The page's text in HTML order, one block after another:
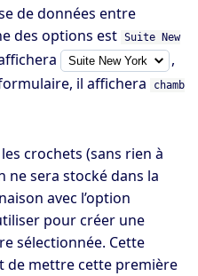
de données entre
des options est Suite New
,
il affichera
chamb
crochets (sans rien à
ne sera stocké dans la
avec l’option
pour créer une
sélectionnée. Cette
de mettre cette première